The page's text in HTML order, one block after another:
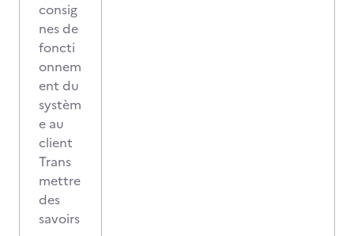
consig
nes de
foncti
onnem
ent du
systèm
e au
client
Trans
mettre
des
savoirs